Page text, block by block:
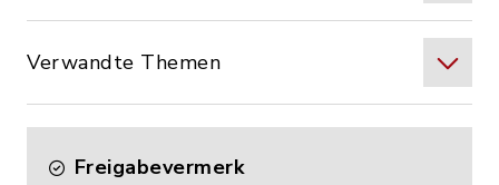
Verwandte Themen
Freigabevermerk